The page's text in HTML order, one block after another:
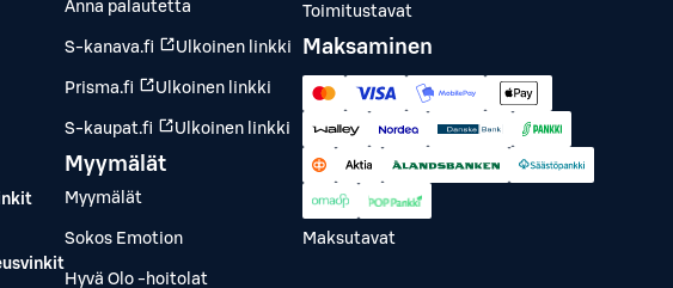
Anna palautetta
S-kanava.fi Ulkoinen linkki
Prisma.fi Ulkoinen linkki
S-kaupat.fi Ulkoinen linkki
Myymälät
Myymälät
Sokos Emotion
Hyvä Olo -hoitolat
Toimitustavat
Maksaminen
Maksutavat